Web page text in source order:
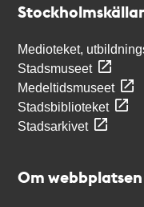
Medioteket,
Stadsmuseet
Medeltidsmuseet
Stadsbiblioteket
Stadsarkivet
Om webbplatsen